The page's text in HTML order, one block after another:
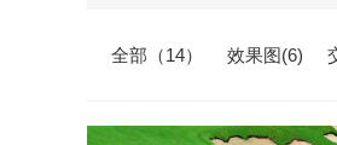
全部（14） 效果图(6)